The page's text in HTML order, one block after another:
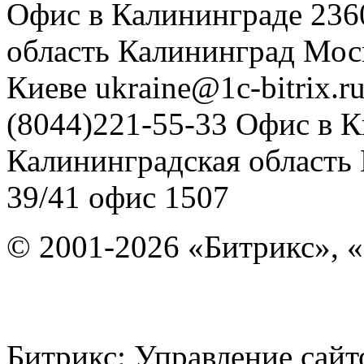
Офис в Калининграде
область Калининград
Киеве ukraine@1c-
(8044)221-55-33 Офис в
Калининградская область
39/41 офис 1507
© 2001-2026 «Битрикс»,
Битрикс: Управление